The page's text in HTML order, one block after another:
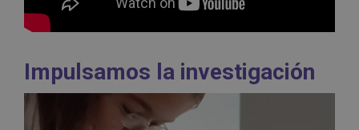
Impulsamos la investigación